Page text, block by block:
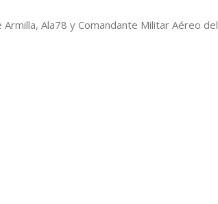
Ala78 y Comandante Militar Aéreo del